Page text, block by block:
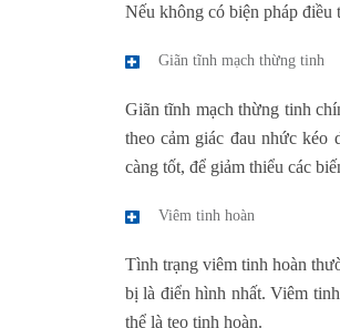
Nếu không có biện pháp điều
Giãn tĩnh mạch thừng tinh
Giãn tĩnh mạch thừng tinh
theo cảm giác đau nhức kéo
càng tốt, để giảm thiểu các
Viêm tinh hoàn
Tình trạng viêm tinh hoàn
bị là điển hình nhất. Viêm
thể là teo tinh hoàn.